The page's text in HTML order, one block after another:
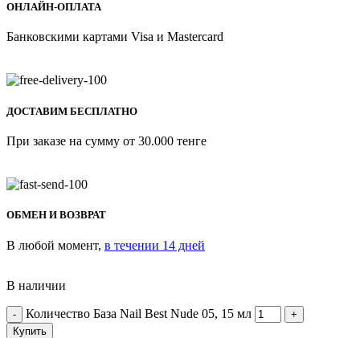
ОНЛАЙН-ОПЛАТА
Банковскими картами Visa и Mastercard
ДОСТАВИМ БЕСПЛАТНО
При заказе на сумму от 30.000 тенге
ОБМЕН И ВОЗВРАТ
В любой момент, в течении 14 дней
В наличии
Количество База Nail Best Nude 05, 15 мл
Купить